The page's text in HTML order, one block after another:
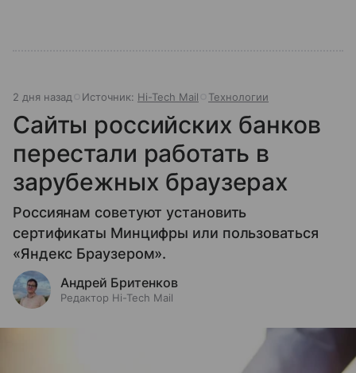
2 дня назад Источник: Hi-Tech Mail Технологии
Сайты российских банков
перестали работать в
зарубежных браузерах
Россиянам советуют установить
сертификаты Минцифры или пользоваться
«Яндекс Браузером».
Андрей Бритенков
Редактор Hi-Tech Mail